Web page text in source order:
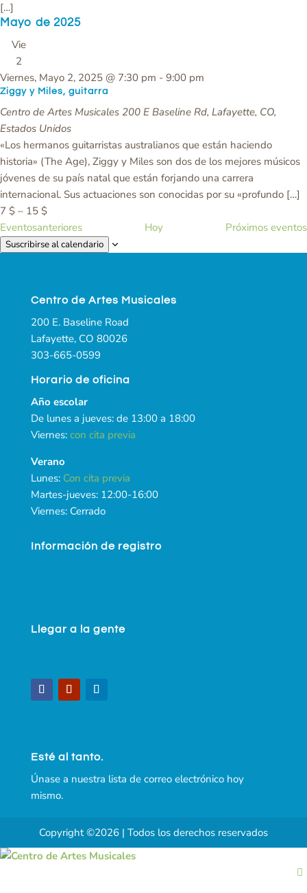
[…]
Mayo de 2025
Vie
2
Ziggy y Miles, guitarra
Viernes, Mayo 2, 2025 @ 7:30 pm - 9:00 pm
Centro de Artes Musicales 200 E Baseline Rd, Lafayette, CO,
Estados Unidos
«Los hermanos guitarristas australianos que están haciendo
historia» (The Age), Ziggy y Miles son dos de los mejores músicos
jóvenes de su país natal que están forjando una carrera
internacional. Sus actuaciones son conocidas por su «profundo […]
7 $ – 15 $
Eventosanteriores Hoy Próximos eventos
Suscribirse al calendario
Centro de Artes Musicales
200 E. Baseline Road
Lafayette, CO 80026
303-665-0599
Horario de oficina
Año escolar
De lunes a jueves: de 13:00 a 18:00
Viernes: con cita previa
Verano
Lunes: Con cita previa
Martes-jueves: 12:00-16:00
Viernes: Cerrado
Información de registro
Llegar a la gente
Esté al tanto.
Únase a nuestra lista de correo electrónico hoy
mismo.
Copyright ©2026 | Todos los derechos reservados